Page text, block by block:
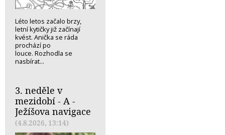
Léto letos začalo brzy,
letní kytičky již začínají
kvést. Anička se ráda
prochází po
louce. Rozhodla se
nasbírat...
3. neděle v
mezidobí - A -
Ježíšova navigace
(4.8.2026, 13:14)